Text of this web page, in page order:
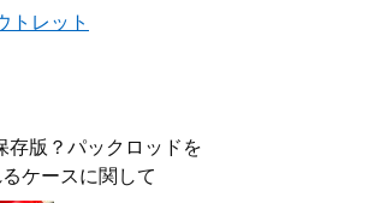
トレット
存版？パックロッドを
るケースに関して